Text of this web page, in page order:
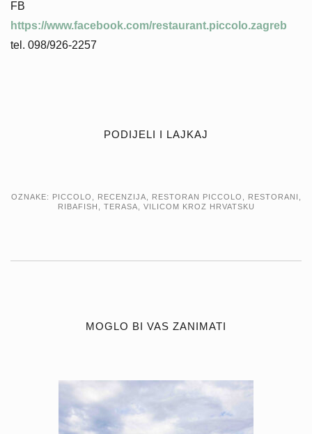
FB
https://www.facebook.com/restaurant.piccolo.zagreb
tel. 098/926-2257
PODIJELI I LAJKAJ
OZNAKE: PICCOLO , RECENZIJA, RESTORAN PICCOLO , RESTORANI
,
RIBAFISH , TERASA, VILICOM KROZ HRVATSKU
MOGLO BI VAS ZANIMATI